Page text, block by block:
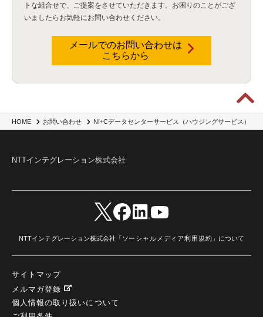
HOME お問い合わせ NI+Cデータセンターサービス（ハウジングサービス）
トな組合せで、
ご提案をさせていただきます。お困りのことがござ
いましたらお気軽にお問い合わせください。
メールでのお問い合わせは
こちらから
NTTインテグレーション株式会社
NTTインテグレーション株式会社「ソーシャルメディア利用規約 」について
サイトマップ
メルマガ登録
個人情報の取り扱いについて